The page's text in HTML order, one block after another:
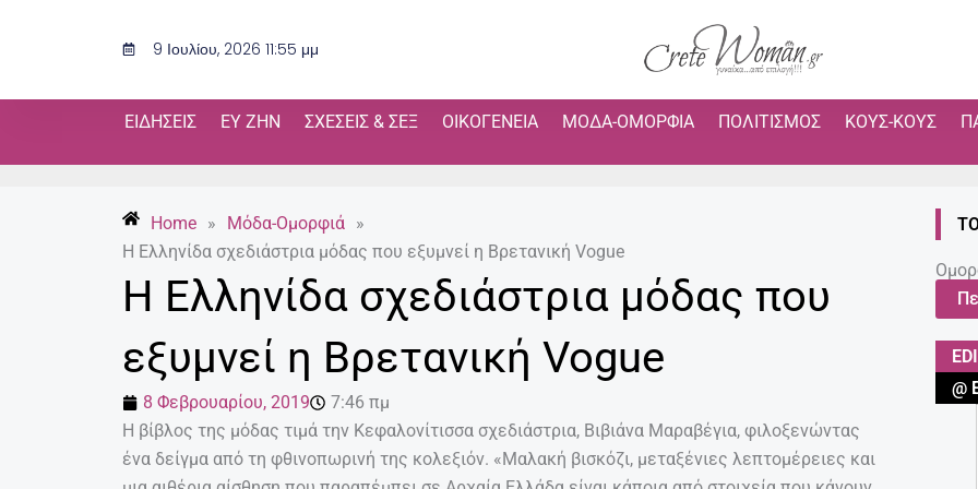
9 Ιουλίου, 2026 11:55 μμ
ΕΙΔΉΣΕΙΣ ΕΥ ΖΗΝ ΣΧΈΣΕΙΣ & ΣΕΞ ΟΙΚΟΓΈΝΕΙΑ ΜΌΔΑ-ΟΜΟΡΦΙΆ ΠΟΛΙΤΙΣΜΌΣ ΚΟΥΣ-ΚΟΥΣ
Home » Μόδα-Ομορφιά »
Η Ελληνίδα σχεδιάστρια μόδας που εξυμνεί η Βρετανική Vogue
Η Ελληνίδα σχεδιάστρια μόδας που
εξυμνεί η Βρετανική Vogue
8 Φεβρουαρίου, 2019
7:46 πμ
Η βίβλος της μόδας τιμά την Κεφαλονίτισσα σχεδιάστρια, Βιβιάνα Μαραβέγια, φιλοξενώντας
ένα δείγμα από τη φθινοπωρινή της κολεξιόν. «Μαλακή βισκόζι, μεταξένιες λεπτομέρειες και
@